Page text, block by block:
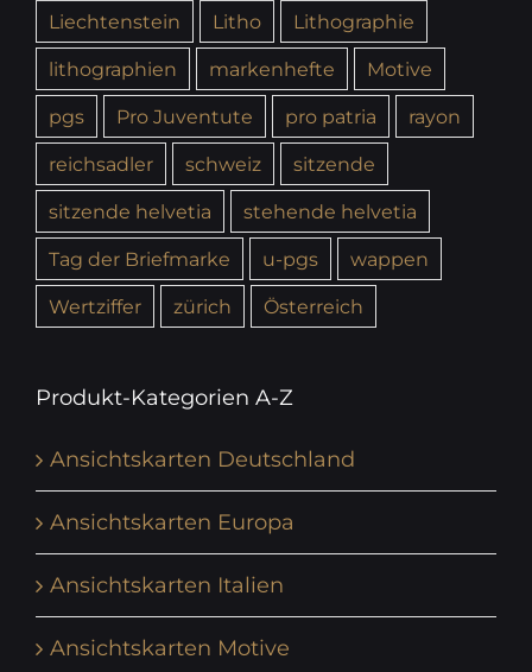
Liechtenstein
Litho
Lithographie
lithographien
markenhefte
Motive
pgs
Pro Juventute pro patria
rayon
reichsadler
schweiz
sitzende
sitzende helvetia
stehende helvetia
Tag der Briefmarke
u-pgs
wappen
Wertziffer
zürich Österreich
Produkt-Kategorien A-Z
Ansichtskarten Deutschland
Ansichtskarten Europa
Ansichtskarten Italien
Ansichtskarten Motive